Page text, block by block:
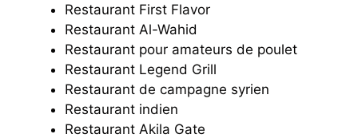
Restaurant First Flavor
Restaurant Al-Wahid
Restaurant pour amateurs de poulet
Restaurant Legend Grill
Restaurant de campagne syrien
Restaurant indien
Restaurant Akila Gate